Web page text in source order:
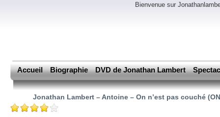
Bienvenue sur
Accueil Biographie DVD de Jonathan Lambert
Jonathan Lambert – Antoine – On n’est pas couché